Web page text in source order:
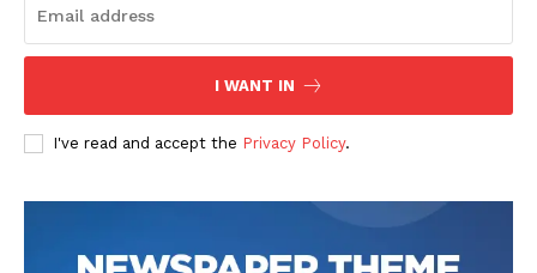
I WANT IN
I've read and accept the Privacy Policy.